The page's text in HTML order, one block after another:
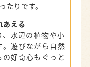
たりです。
あえる
、水辺の植物や小
。遊びながら自然
好奇心もぐっと